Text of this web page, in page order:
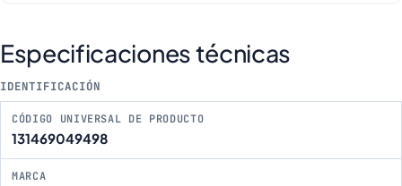
Especificaciones técnicas
IDENTIFICACIÓN
CÓDIGO UNIVERSAL DE PRODUCTO
131469049498
MARCA